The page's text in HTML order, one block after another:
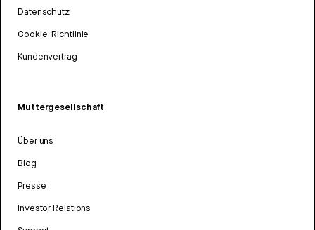
Datenschutz
Cookie-Richtlinie
Kundenvertrag
Muttergesellschaft
Über uns
Blog
Presse
Investor Relations